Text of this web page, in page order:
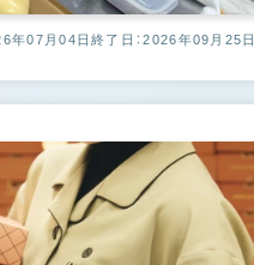
年07月04日終了日：2026年09月25日